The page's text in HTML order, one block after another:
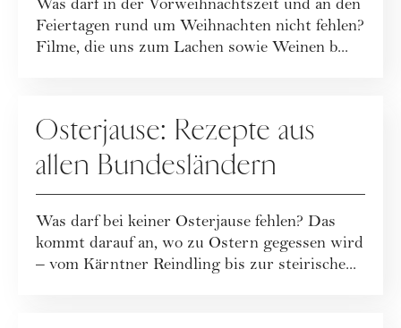
Was darf in der Vorweihnachtszeit und an den
Feiertagen rund um Weihnachten nicht fehlen?
Filme, die uns zum Lachen sowie Weinen b...
Osterjause: Rezepte aus
allen Bundesländern
Was darf bei keiner Osterjause fehlen? Das
kommt darauf an, wo zu Ostern gegessen wird
– vom Kärntner Reindling bis zur steirische...